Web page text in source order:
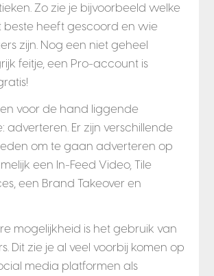
Zo zie je bijvoorbeeld welke
beste heeft gescoord en wie
zijn. Nog een niet geheel
feitje, een Pro-account is
voor de hand liggende
adverteren. Er zijn verschillende
om te gaan adverteren op
een In-Feed Video, Tile
een Brand Takeover en
mogelijkheid is het gebruik van
Dit zie je al veel voorbij komen op
media platformen als